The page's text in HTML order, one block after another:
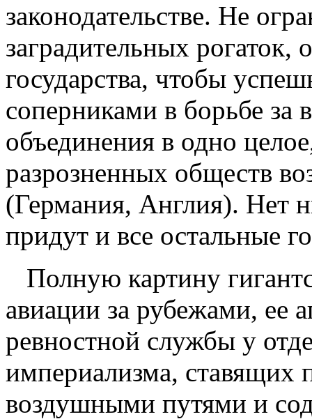
законодательстве. Не
заградительных рогаток,
государства, чтобы
соперниками в борьбе за
объединения в одно
разрозненных обществ
(Германия, Англия). Нет
придут и все остальные
Полную картину
авиации за рубежами, ее
ревностной службы у
империализма, ставящих
воздушными путями и